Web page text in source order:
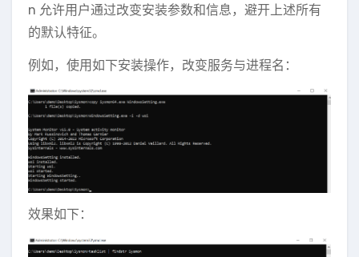
n 允许用户通过改变安装参数和信息，避开上述所有
的默认特征。
例如，使用如下安装操作，改变服务与进程名：
效果如下：